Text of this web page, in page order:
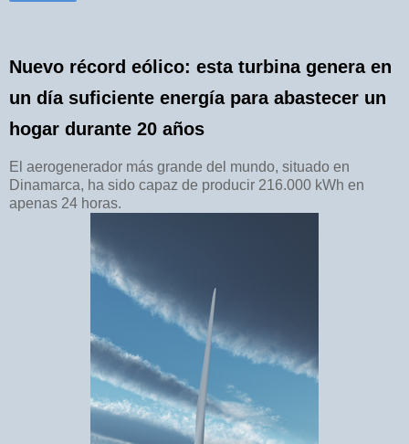
Nuevo récord eólico: esta turbina genera en
un día suficiente energía para abastecer un
hogar durante 20 años
El aerogenerador más grande del mundo, situado en
Dinamarca, ha sido capaz de producir 216.000 kWh en
apenas 24 horas.